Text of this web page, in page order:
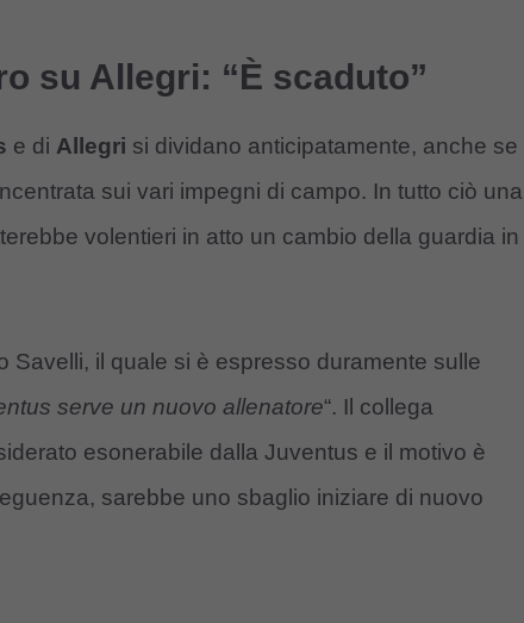
su Allegri: “È scaduto”
e di Allegri si dividano anticipatamente, anche se
sui vari impegni di campo. In tutto ciò una
volentieri in atto un cambio della guardia in
il quale si è espresso duramente sulle
serve un nuovo allenatore“. Il collega
esonerabile dalla Juventus e il motivo è
sarebbe uno sbaglio iniziare di nuovo